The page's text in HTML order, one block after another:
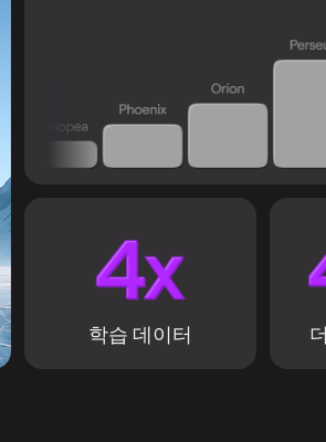
학습 데이터